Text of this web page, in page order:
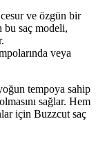
ve özgün bir
bu saç modeli,
veya
tempoya sahip
sağlar. Hem
için Buzzcut saç